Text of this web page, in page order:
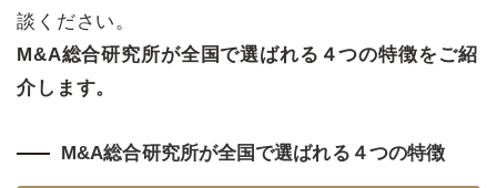
談ください。
M&A総合研究所が全国で選ばれる４つの特徴をご紹
介します。
M&A総合研究所が全国で選ばれる４つの特徴